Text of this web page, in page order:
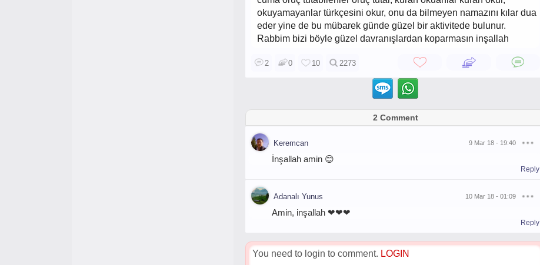
okuyamayanlar türkçesini okur, onu da bilmeyen namazını kılar dua
eder yine de bu mübarek günde güzel bir aktivitede bulunur.
Rabbim bizi böyle güzel davranışlardan koparmasın inşallah
2 0 10 2273
2 Comment
Keremcan 9 Mar 18 - 19:40
İnşallah amin 😊
Reply
Adanalı Yunus 10 Mar 18 - 01:09
Amin, inşallah ❤❤❤
Reply
You need to login to comment. LOGIN